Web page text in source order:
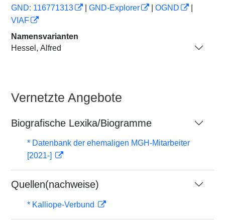
GND: 116771313
GND-Explorer OGND
VIAF
Namensvarianten
Hessel, Alfred
Vernetzte Angebote
Biografische Lexika/Biogramme
* Datenbank der ehemaligen MGH-Mitarbeiter
[2021-]
Quellen(nachweise)
* Kalliope-Verbund